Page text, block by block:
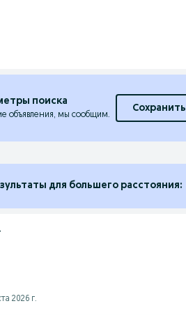
поиска
объявления, мы сообщим.
Сохранить
для большего расстояния:
2026 г.